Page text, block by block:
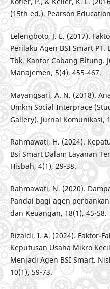
(15th ed.). Pearson
Lelengboto, J. E. (2017).
Perilaku Agen BSI Smart
Tbk. Kantor Cabang Bitung.
Manajemen, 5(4), 455-467.
Mayangsari, A. N. (2018).
Umkm Social Interprace
Gallery). Jurnal Komunikasi,
Rahmawati, H. (2024).
Bsi Smart Dalam Layanan
Hisbah, 4(1), 29-38.
Rahmawati, N. (2020).
Pandai bagi agen
dan Keuangan, 18(1), 45-58.
Rizaldi, I. A. (2024). Faktor-
Keputusan Usaha Mikro
Menjadi Agen BSI Smart.
10(1), 59-73.